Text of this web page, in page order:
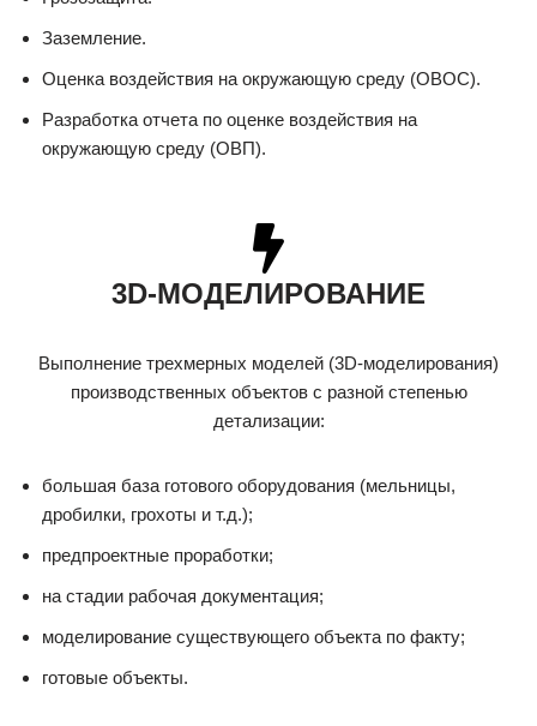
Заземление.
Оценка воздействия на окружающую среду (ОВОС).
Разработка отчета по оценке воздействия на
окружающую среду (ОВП).
3D-МОДЕЛИРОВАНИЕ
Выполнение трехмерных моделей (3D-моделирования)
производственных объектов с разной степенью
детализации:
большая база готового оборудования (мельницы,
дробилки, грохоты и т.д.);
предпроектные проработки;
на стадии рабочая документация;
моделирование существующего объекта по факту;
готовые объекты.